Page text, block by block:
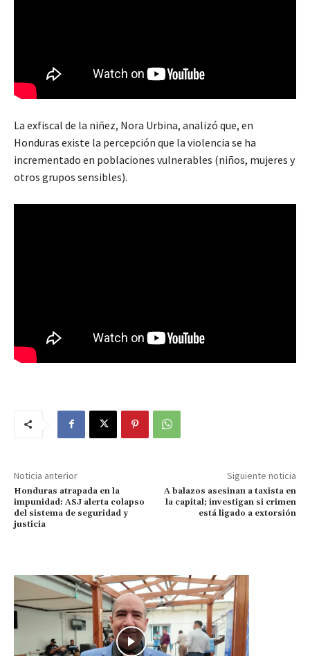
La exfiscal de la niñez, Nora Urbina, analizó que, en
Honduras existe la percepción que la violencia se ha
incrementado en poblaciones vulnerables (niños, mujeres y
otros grupos sensibles).
Noticia anterior
Honduras atrapada en la
impunidad: ASJ alerta colapso
del sistema de seguridad y
justicia
Siguiente noticia
A balazos asesinan a taxista en
la capital; investigan si crimen
está ligado a extorsión